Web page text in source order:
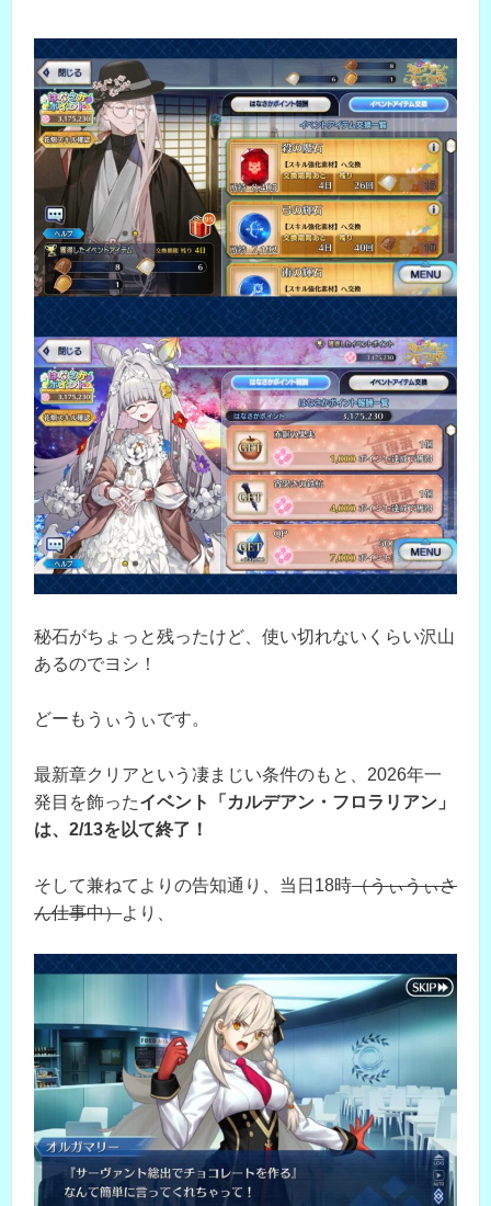
秘石がちょっと残ったけど、使い切れないくらい沢山
あるのでヨシ！
どーもうぃうぃです。
最新章クリアという凄まじい条件のもと、2026年一
発目を飾ったイベント「カルデアン・フロラリアン」
は、2/13を以て終了！
そして兼ねてよりの告知通り、当日18時（うぃうぃさ
ん仕事中）より、